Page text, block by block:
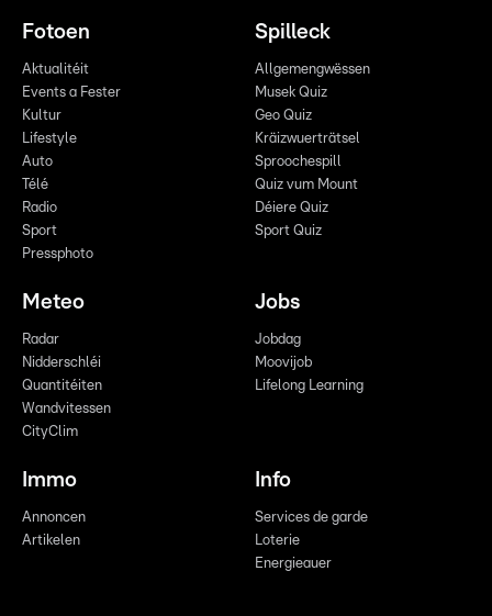
Fotoen
Aktualitéit
Events a Fester
Kultur
Lifestyle
Auto
Télé
Radio
Sport
Pressphoto
Spilleck
Allgemengwëssen
Musek Quiz
Geo Quiz
Kräizwuerträtsel
Sproochespill
Quiz vum Mount
Déiere Quiz
Sport Quiz
Meteo
Radar
Nidderschléi
Quantitéiten
Wandvitessen
CityClim
Jobs
Jobdag
Moovijob
Lifelong Learning
Immo
Annoncen
Artikelen
Info
Services de garde
Loterie
Energieauer